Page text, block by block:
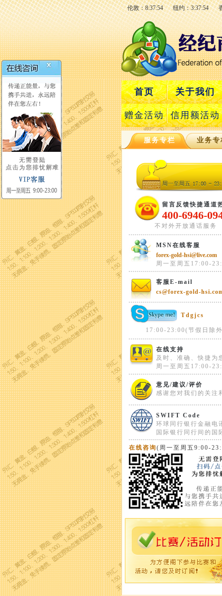
伦敦：8:37:55 纽约：3:37:55
首页 关于我们
赠金活动 信用额活动
服务专栏 业务专
留言反馈快捷通道
400-6946-
不对外开放通话服务
MSN在线客服
forex-gold-hsi@live.com
周一至周五17:00-
客服E-mail
cs@forex-gold-
Tdgjcs
17:00-23:00(节假日除
在线支持
及时、准确、快捷为
周一至周五17:00-
意见/建议/评价
感谢您对我们的关注
SWIFT Code
环球同行银行金融电
国际银行同行间的国
在线咨询(周一至周五9:00-